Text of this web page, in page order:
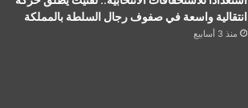
انتقالية واسعة في صفوف رجال السلطة بالمملكة
منذ 3 أسابيع